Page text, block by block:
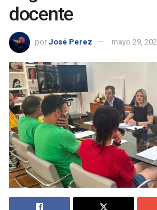
docente
por José Perez mayo 29,